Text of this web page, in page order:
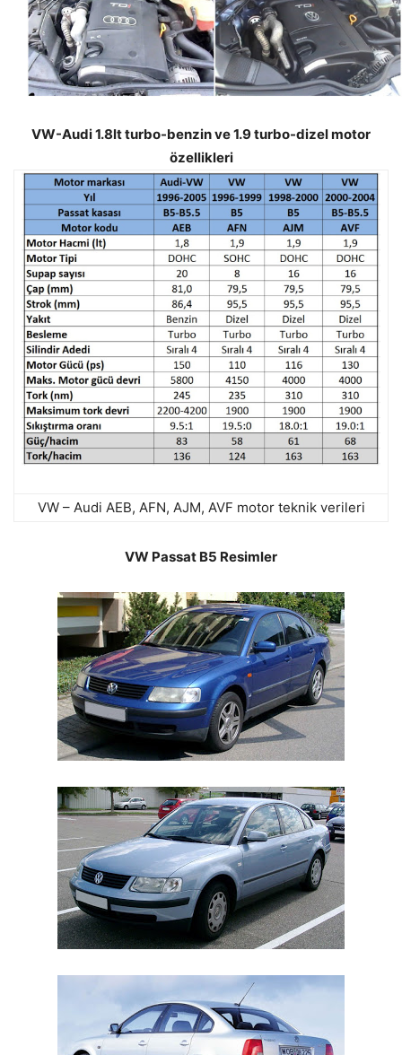
VW-Audi 1.8lt turbo-benzin ve 1.9 turbo-dizel motor
özellikleri
VW – Audi AEB, AFN, AJM, AVF motor teknik verileri
VW Passat B5 Resimler